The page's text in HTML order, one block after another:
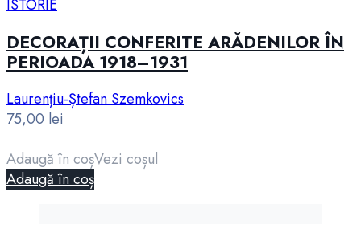
ISTORIE
DECORAȚII CONFERITE ARĂDENILOR ÎN
PERIOADA 1918–1931
Laurențiu-Ștefan Szemkovics
75,00 lei
Adaugă în coșVezi coșul
Adaugă în coș